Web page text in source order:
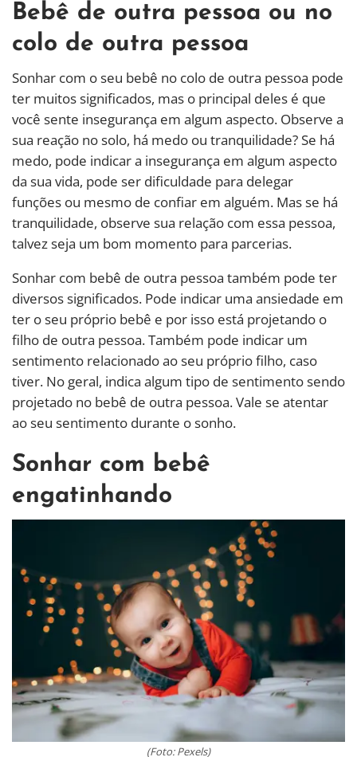
Bebê de outra pessoa ou no
colo de outra pessoa
Sonhar com o seu bebê no colo de outra pessoa pode
ter muitos significados, mas o principal deles é que
você sente insegurança em algum aspecto. Observe a
sua reação no solo, há medo ou tranquilidade? Se há
medo, pode indicar a insegurança em algum aspecto
da sua vida, pode ser dificuldade para delegar
funções ou mesmo de confiar em alguém. Mas se há
tranquilidade, observe sua relação com essa pessoa,
talvez seja um bom momento para parcerias.
Sonhar com bebê de outra pessoa também pode ter
diversos significados. Pode indicar uma ansiedade em
ter o seu próprio bebê e por isso está projetando o
filho de outra pessoa. Também pode indicar um
sentimento relacionado ao seu próprio filho, caso
tiver. No geral, indica algum tipo de sentimento sendo
projetado no bebê de outra pessoa. Vale se atentar
ao seu sentimento durante o sonho.
Sonhar com bebê
engatinhando
(Foto: Pexels)